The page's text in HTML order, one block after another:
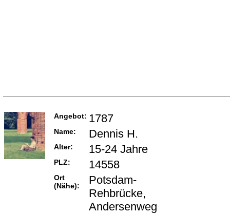
Angebot: 1787
Name: Dennis H.
Alter: 15-24 Jahre
PLZ: 14558
Ort
(Nähe):
Potsdam-
Rehbrücke,
Andersenweg